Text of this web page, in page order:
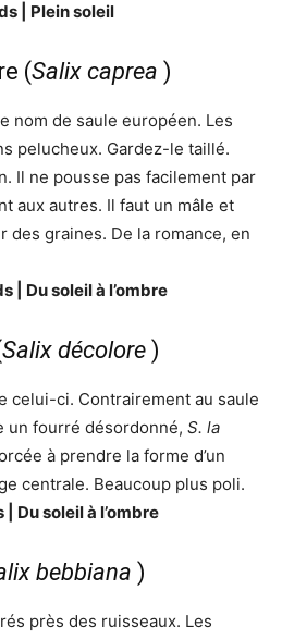
| Plein soleil
(Salix caprea )
nom de saule européen. Les
pelucheux. Gardez-le taillé.
Il ne pousse pas facilement par
aux autres. Il faut un mâle et
des graines. De la romance, en
| Du soleil à l’ombre
Salix décolore )
celui-ci. Contrairement au saule
un fourré désordonné, S. la
à prendre la forme d’un
centrale. Beaucoup plus poli.
Du soleil à l’ombre
bebbiana )
près des ruisseaux. Les